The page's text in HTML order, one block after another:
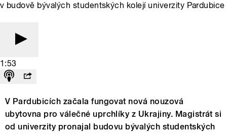
v budově bývalých studentských kolejí univerzity Pardubice
1:53
V Pardubicích začala fungovat nová nouzová
ubytovna pro válečné uprchlíky z Ukrajiny. Magistrát si
od univerzity pronajal budovu bývalých studentských